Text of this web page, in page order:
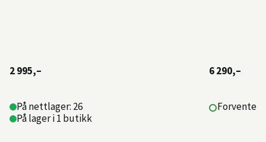
2 995,–
På nettlager: 26
På lager i 1 butikk
6 290,–
Forventet